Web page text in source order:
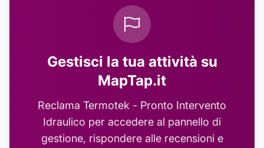
Gestisci la tua attività su
MapTap.it
Reclama Termotek - Pronto Intervento
Idraulico per accedere al pannello di
gestione, rispondere alle recensioni e